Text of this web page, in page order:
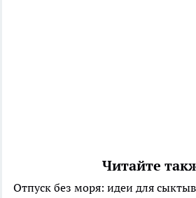
Читайте
Отпуск без моря: идеи для